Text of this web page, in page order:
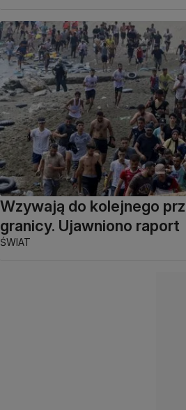
Wzywają do kolejnego
granicy. Ujawniono raport
ŚWIAT